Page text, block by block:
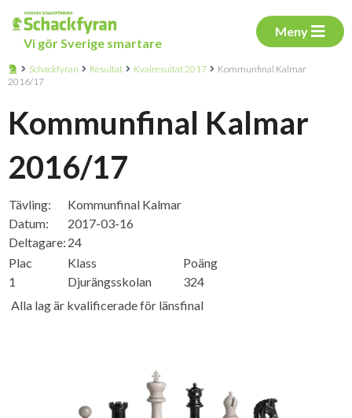
Vi gör Sverige smartare
Meny
Schackfyran Resultat Kvalresultat 2017
Kommunfinal Kalmar
2016/17
Kommunfinal Kalmar
2016/17
Tävling:
Kommunfinal Kalmar
Datum:
2017-03-16
Deltagare: 24
Plac
Klass
Poäng
1
Djurängsskolan
324
Alla lag är kvalificerade för länsfinal